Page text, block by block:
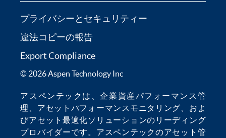
プライバシーとセキュリティー
違法コピーの報告
Export Compliance
© 2026 Aspen Technology Inc
アスペンテックは、企業資産パフォーマンス管
理
アセットパフォーマンスモニタリング 、およ
びアセット最適化ソリューションのリーディング
プロバイダーです。アスペンテックのアセット管